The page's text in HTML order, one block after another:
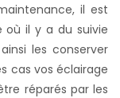
il est
où il y a du suivie
les conserver
cas vos éclairage
réparés par les